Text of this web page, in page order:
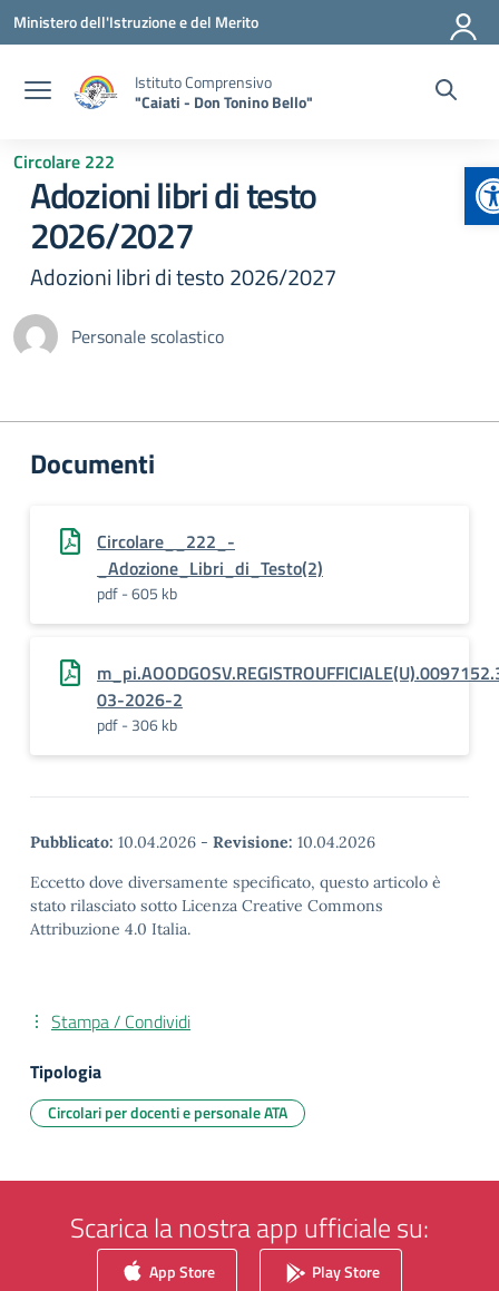
Vai ai contenuti
Vai al menu di navigazione
Vai al footer
Ministero dell'Istruzione e del Merito
Istituto Comprensivo
"Caiati - Don Tonino Bello"
Circolare 222
Adozioni libri di testo
2026/2027
Adozioni libri di testo 2026/2027
Personale scolastico
Documenti
Circolare__222_-
_Adozione_Libri_di_Testo(2)
pdf - 605 kb
03-2026-2
pdf - 306 kb
Pubblicato: 10.04.2026 - Revisione: 10.04.2026
Eccetto dove diversamente specificato, questo articolo è
stato rilasciato sotto Licenza Creative Commons
Attribuzione 4.0 Italia.
Stampa / Condividi
Tipologia
Circolari per docenti e personale ATA
Scarica la nostra app ufficiale su:
App Store Play Store